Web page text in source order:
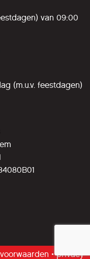
van 09:00
(m.u.v. feestdagen)
voorwaarden •privacy